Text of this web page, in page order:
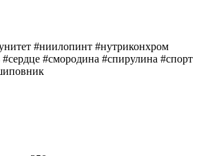
#ниилопинт #нутриконхром
#смородина #спирулина #спорт